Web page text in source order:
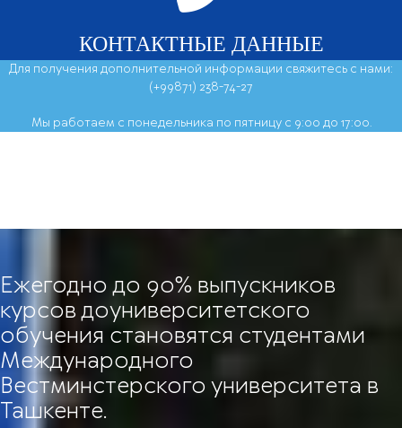
КОНТАКТНЫЕ ДАННЫЕ
Для получения дополнительной информации свяжитесь с нами:
(+99871) 238-74-27
Мы работаем с понедельника по пятницу с 9:00 до 17:00.
Ежегодно до 90% выпускников
курсов доуниверситетского
обучения становятся студентами
Международного
Вестминстерского университета в
Ташкенте.